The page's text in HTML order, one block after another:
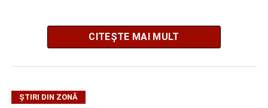
La fața locului intervine Detașamentul de Pompieri
Sebeș, cu o autospecială de stingere cu apă și spumă.
privind existența unor victime sau cauza izbucnirii focului.
CITEȘTE MAI MULT
ȘTIRI DIN ZONĂ